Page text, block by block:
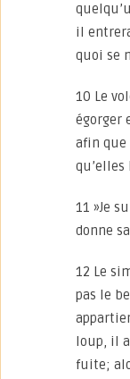
il
quoi se
10 Le
égorger
afin que
qu’elles
11 »Je
donne
12 Le
pas le
loup, il
fuite;